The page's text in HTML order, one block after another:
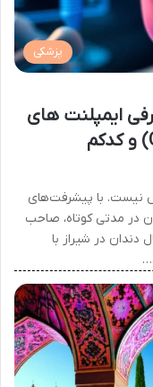
پزشکی
ایمپلنت های
دیجیتال با رویکرد سیرک (CEREC) و کدکم
نیست. با پیشرفت‌های
در مدتی کوتاه، صاحب
دندان در شیراز با